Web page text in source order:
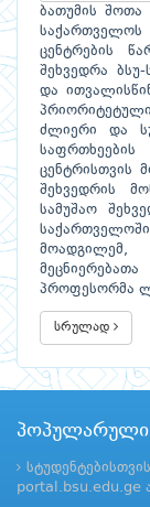
ბათუმის შოთა
საქართველოს
ცენტრების
შეხვედრა
და
ძლიერი და
ცენტრისთვის
შეხვედრის
სამუშაო
მოადგილემ,
პროფესორმა
სრულად
პოპულარული
portal.bsu.edu.ge